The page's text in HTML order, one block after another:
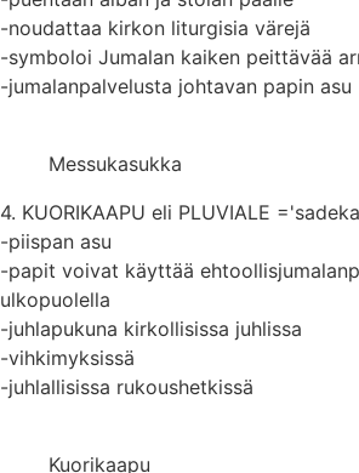
-noudattaa kirkon liturgisia värejä
-symboloi Jumalan kaiken peittävää
-jumalanpalvelusta johtavan papin asu
Messukasukka
4. KUORIKAAPU eli PLUVIALE
-piispan asu
-papit voivat käyttää
ulkopuolella
-juhlapukuna kirkollisissa juhlissa
-vihkimyksissä
-juhlallisissa rukoushetkissä
Kuorikaapu